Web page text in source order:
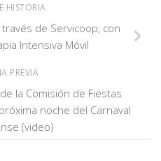
HISTORIA
de Servicoop, con
Intensiva Móvil
PREVIA
la Comisión de Fiestas
noche del Carnaval
(video)